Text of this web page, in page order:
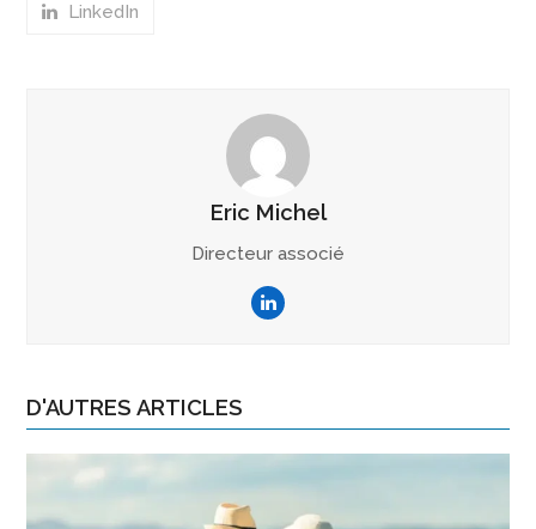
LinkedIn
Eric Michel
Directeur associé
LinkedIn
D'AUTRES ARTICLES